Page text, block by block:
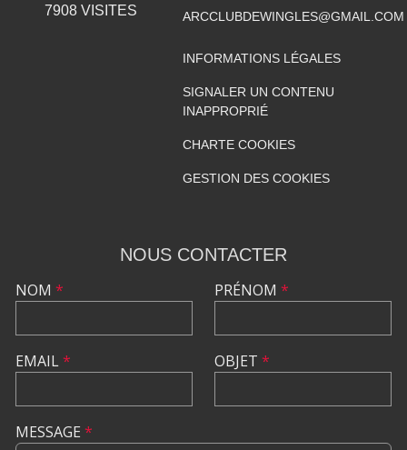
7908 VISITES ARCCLUBDEWINGLES@GMAIL.COM
INFORMATIONS LÉGALES
SIGNALER UN CONTENU
INAPPROPRIÉ
CHARTE COOKIES
GESTION DES COOKIES
NOUS CONTACTER
NOM *
EMAIL*
PRÉNOM *
OBJET *
MESSAGE *